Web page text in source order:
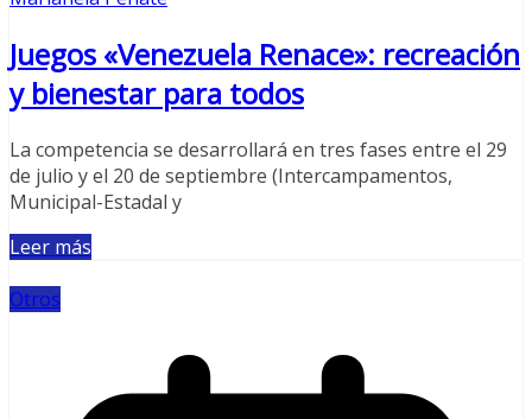
Juegos «Venezuela Renace»: recreación
y bienestar para todos
La competencia se desarrollará en tres fases entre el 29
de julio y el 20 de septiembre (Intercampamentos,
Municipal-Estadal y
Leer más
Otros